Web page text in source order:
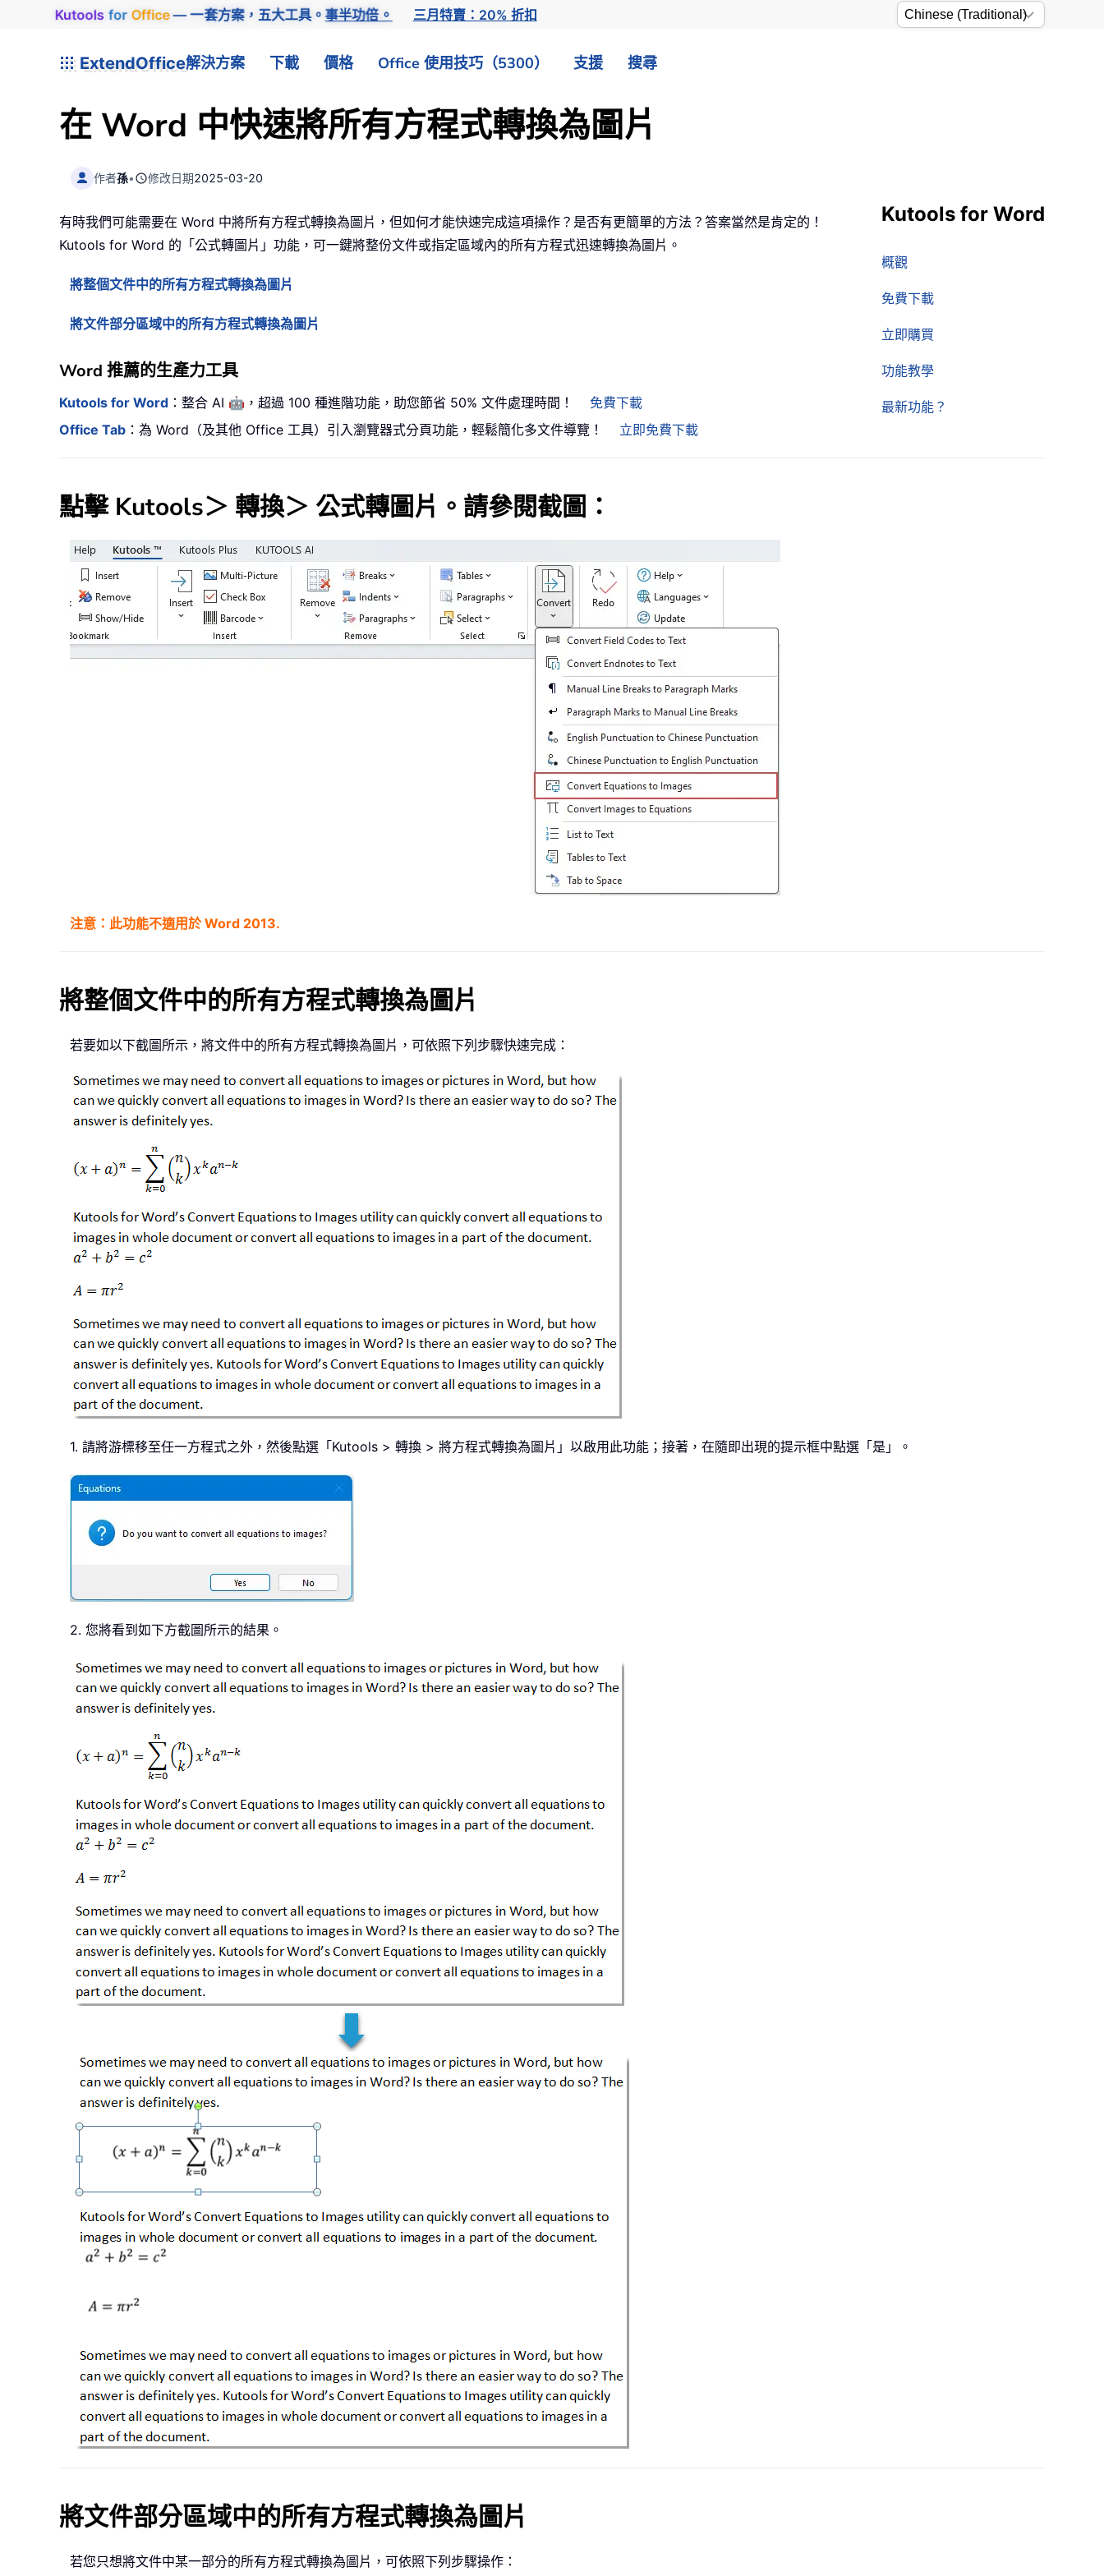
Kutools for Office— 一套方案，五大工具。事半功倍。 三月特賣：20% 折扣
ExtendOffice解決方案 下載 價格 Office 使用技巧（5300） 支援 搜尋
在 Word 中快速將所有方程式轉換為圖片
作者孫• 修改日期2025-03-20
Kutools for Word
概觀
免費下載
立即購買
功能教學
最新功能？
有時我們可能需要在 Word 中將所有方程式轉換為圖片，但如何才能快速完成這項操作？是否有更簡單的方法？答案當然是肯定的！
Kutools for Word 的「公式轉圖片」功能，可一鍵將整份文件或指定區域內的所有方程式迅速轉換為圖片。
將整個文件中的所有方程式轉換為圖片
將文件部分區域中的所有方程式轉換為圖片
Word 推薦的生產力工具
Kutools for Word ：整合 AI 🤖 ，超過 100 種進階功能，助您節省 50% 文件處理時間！
免費下載
Office Tab ：為 Word（及其他 Office 工具）引入瀏覽器式分頁功能，輕鬆簡化多文件導覽！ 立即免費下載
點擊 Kutools＞ 轉換＞ 公式轉圖片 。請參閱截圖：
注意：此功能不適用於 Word 2013.
將整個文件中的所有方程式轉換為圖片
若要如以下截圖所示，將文件中的所有方程式轉換為圖片，可依照下列步驟快速完成：
1. 請將游標移至任一方程式之外，然後點選「Kutools > 轉換 > 將方程式轉換為圖片」以啟用此功能；接著，在隨即出現的提示框中點選「是」。
2. 您將看到如下方截圖所示的結果。
將文件部分區域中的所有方程式轉換為圖片
若您只想將文件中某一部分的所有方程式轉換為圖片，可依照下列步驟操作：